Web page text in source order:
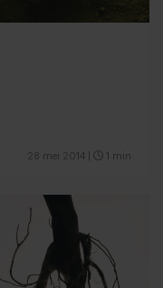
28 mei 2014 1 min